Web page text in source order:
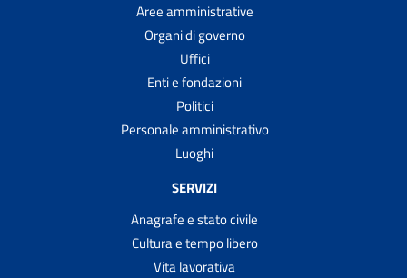
Aree amministrative
Organi di governo
Uffici
Enti e fondazioni
Politici
Personale amministrativo
Luoghi
SERVIZI
Anagrafe e stato civile
Cultura e tempo libero
Vita lavorativa